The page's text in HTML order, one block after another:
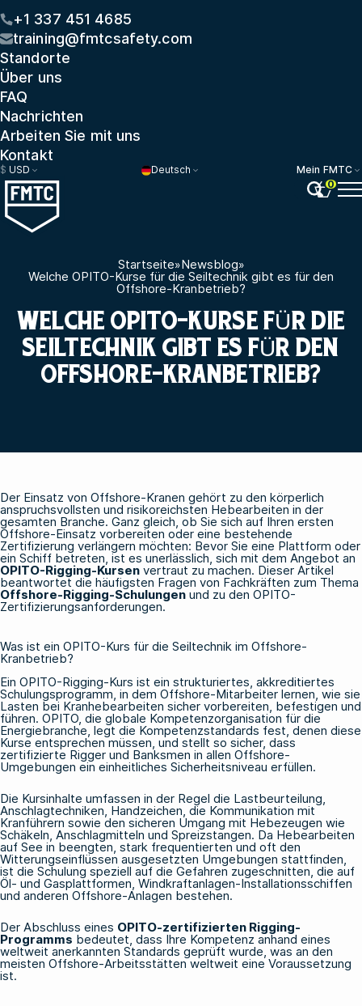
+1 337 451 4685
training@fmtcsafety.com
Standorte
Über uns
FAQ
Nachrichten
Arbeiten Sie mit uns
Kontakt
$ USD Deutsch
Mein FMTC
0
Startseite»Newsblog»
Welche OPITO-Kurse für die Seiltechnik gibt es für den
Offshore-Kranbetrieb?
WELCHE OPITO-KURSE FÜR DIE
SEILTECHNIK GIBT ES FÜR DEN
OFFSHORE-KRANBETRIEB?
Der Einsatz von Offshore-Kranen gehört zu den körperlich
anspruchsvollsten und risikoreichsten Hebearbeiten in der
gesamten Branche. Ganz gleich, ob Sie sich auf Ihren ersten
Offshore-Einsatz vorbereiten oder eine bestehende
Zertifizierung verlängern möchten: Bevor Sie eine Plattform oder
ein Schiff betreten, ist es unerlässlich, sich mit dem Angebot an
OPITO-Rigging-Kursen vertraut zu machen. Dieser Artikel
beantwortet die häufigsten Fragen von Fachkräften zum Thema
Offshore-Rigging-Schulungen und zu den OPITO-
Zertifizierungsanforderungen.
Was ist ein OPITO-Kurs für die Seiltechnik im Offshore-
Kranbetrieb?
Ein OPITO-Rigging-Kurs ist ein strukturiertes, akkreditiertes
Schulungsprogramm, in dem Offshore-Mitarbeiter lernen, wie sie
Lasten bei Kranhebearbeiten sicher vorbereiten, befestigen und
führen. OPITO, die globale Kompetenzorganisation für die
Energiebranche, legt die Kompetenzstandards fest, denen diese
Kurse entsprechen müssen, und stellt so sicher, dass
zertifizierte Rigger und Banksmen in allen Offshore-
Umgebungen ein einheitliches Sicherheitsniveau erfüllen.
Die Kursinhalte umfassen in der Regel die Lastbeurteilung,
Anschlagtechniken, Handzeichen, die Kommunikation mit
Kranführern sowie den sicheren Umgang mit Hebezeugen wie
Schäkeln, Anschlagmitteln und Spreizstangen. Da Hebearbeiten
auf See in beengten, stark frequentierten und oft den
Witterungseinflüssen ausgesetzten Umgebungen stattfinden,
ist die Schulung speziell auf die Gefahren zugeschnitten, die auf
Öl- und Gasplattformen, Windkraftanlagen-Installationsschiffen
und anderen Offshore-Anlagen bestehen.
Der Abschluss eines OPITO-zertifizierten Rigging-
Programms bedeutet, dass Ihre Kompetenz anhand eines
weltweit anerkannten Standards geprüft wurde, was an den
meisten Offshore-Arbeitsstätten weltweit eine Voraussetzung
ist.